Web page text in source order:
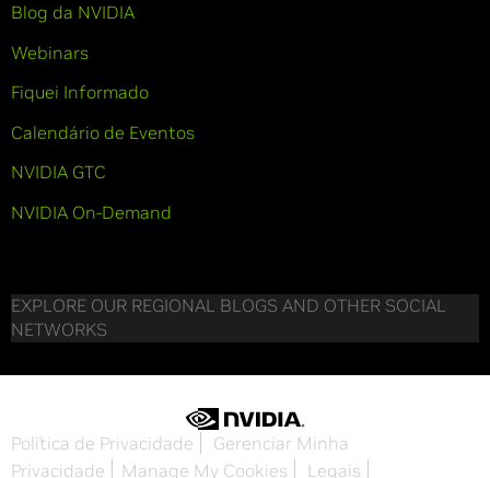
Blog da NVIDIA
Webinars
Fiquei Informado
Calendário de Eventos
NVIDIA GTC
NVIDIA On-Demand
EXPLORE OUR REGIONAL BLOGS AND OTHER SOCIAL
NETWORKS
Política de Privacidade
Gerenciar Minha
Privacidade
Manage My Cookies Legais